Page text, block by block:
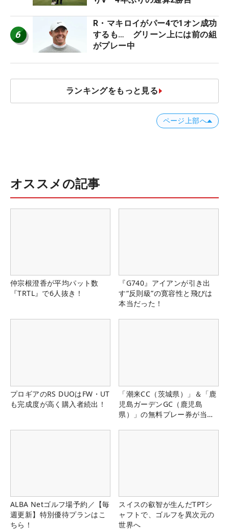
6
R・マキロイがパー4で1オン成功
するも… グリーン上には前の組
がプレー中
ランキングをもっと見る
ページ上部へ
オススメの記事
仲宗根澄香が平均パット数
『TRTL』で6人抜き！
『G740』アイアンが引き出
す“反則級”の寛容性と飛びは
本当だった！
プロギアのRS DUOはFW・UT
も完成度が高く購入者続出！
「潮来CC（茨城県）」＆「鹿
児島ガーデンGC（鹿児島
県）」の無料プレー券が当た
ALBA Netゴルフ場予約／【毎
週更新】特別優待プランはこ
ちら！
スイスの叡智が生んだTPTシ
ャフトで、ゴルフを異次元の
世界へ